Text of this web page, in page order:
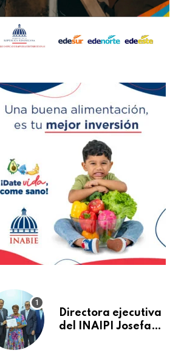
Directora ejecutiva
del INAIPI Josefa